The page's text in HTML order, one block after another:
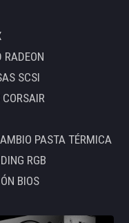
SCSI
PASTA TÉRMICA
RGB
BIOS